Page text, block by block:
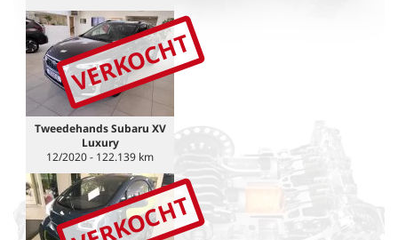
VERKOCHT
Tweedehands Subaru XV
Luxury
12/2020 - 122.139 km
VERKOCHT